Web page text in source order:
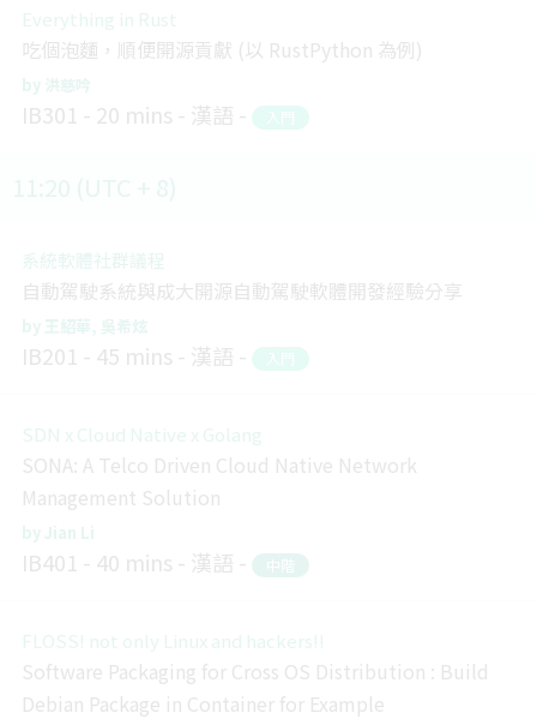
Everything in Rust
吃個泡麵，順便開源貢獻 (以 RustPython 為例)
洪慈吟
IB301 20 mins 漢語 入門
系統軟體社群議程
自動駕駛系統與成大開源自動駕駛軟體開發經驗分享
王紹華 吳希炫
IB201 45 mins 漢語 入門
SDN x Cloud Native x Golang
SONA: A Telco Driven Cloud Native Network
Management Solution
Jian Li
IB401 40 mins 漢語 中階
FLOSS! not only Linux and hackers!!
Software Packaging for Cross OS Distribution : Build
Debian Package in Container for Example